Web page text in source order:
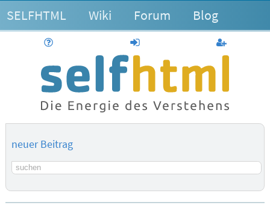
SELFHTML Wiki Forum Blog
anmelden
neuer Beitrag
Suchbegriff